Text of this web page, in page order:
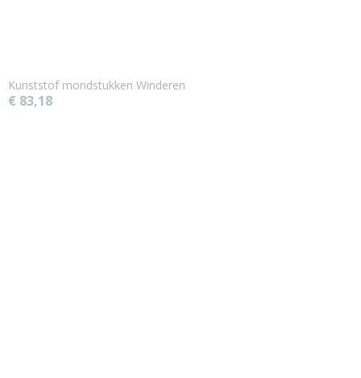
Kunststof mondstukken Winderen
€ 83,18